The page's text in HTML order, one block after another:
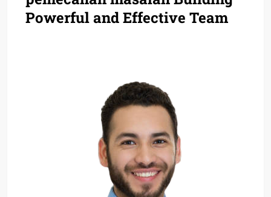
Powerful and Effective Team